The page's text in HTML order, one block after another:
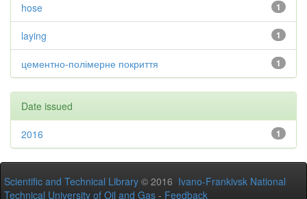
1
hose
1
laying
1
цементно-полімерне покриття
Date issued
1
2016
Scientific and Technical Library © 2016 Ivano-Frankivsk National
Technical University of Oil and Gas - Feedback